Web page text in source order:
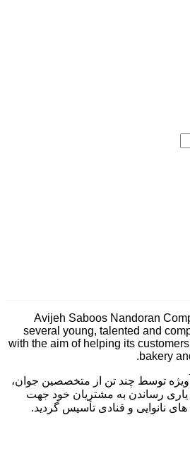
Avijeh Saboos Nandoran
several young, talented and
with the aim of helping its
bakery
توسط چند تن از متخصصین جوان،
یاری رساندن به مشتریان خود جهت
نانوایی و قنادی تأسیس گردید.